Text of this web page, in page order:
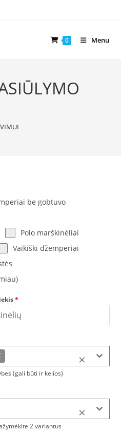
0 Menu
be gobtuvo
Polo marškinėliai
Vaikiški džemperiai
*
×
(gali būti ir kelios)
×
2 variantus